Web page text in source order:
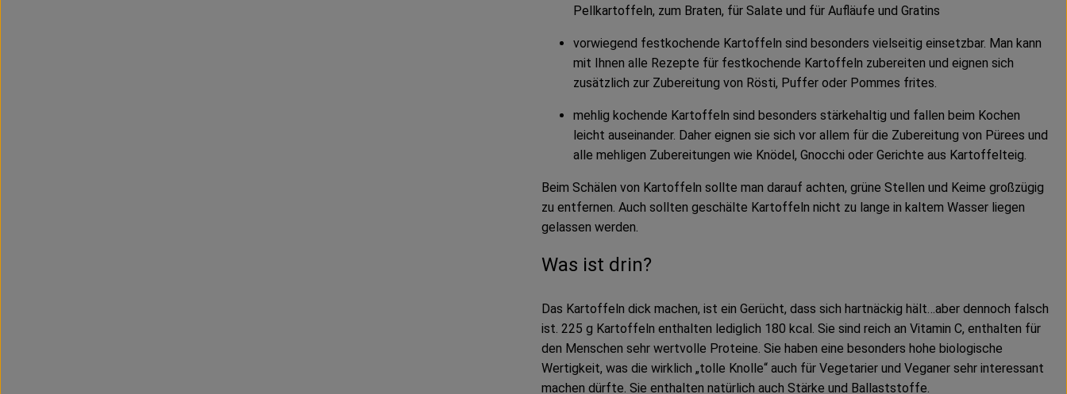
Pellkartoffeln, zum Braten, für Salate und für Aufläufe und Gratins
vorwiegend festkochende Kartoffeln sind besonders vielseitig einsetzbar. Man kann
mit Ihnen alle Rezepte für festkochende Kartoffeln zubereiten und eignen sich
zusätzlich zur Zubereitung von Rösti, Puffer oder Pommes frites.
mehlig kochende Kartoffeln sind besonders stärkehaltig und fallen beim Kochen
leicht auseinander. Daher eignen sie sich vor allem für die Zubereitung von Pürees und
alle mehligen Zubereitungen wie Knödel, Gnocchi oder Gerichte aus Kartoffelteig.
Beim Schälen von Kartoffeln sollte man darauf achten, grüne Stellen und Keime großzügig
zu entfernen. Auch sollten geschälte Kartoffeln nicht zu lange in kaltem Wasser liegen
gelassen werden.
Was ist drin?
Das Kartoffeln dick machen, ist ein Gerücht, dass sich hartnäckig hält…aber dennoch falsch
ist. 225 g Kartoffeln enthalten lediglich 180 kcal. Sie sind reich an Vitamin C, enthalten für
den Menschen sehr wertvolle Proteine. Sie haben eine besonders hohe biologische
Wertigkeit, was die wirklich „tolle Knolle“ auch für Vegetarier und Veganer sehr interessant
machen dürfte. Sie enthalten natürlich auch Stärke und Ballaststoffe.